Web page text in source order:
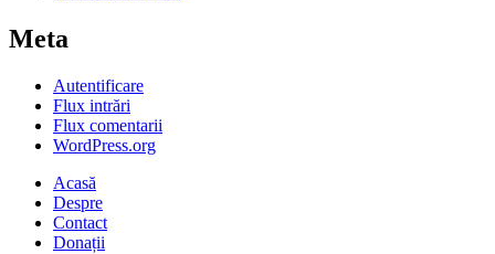
Meta
Autentificare
Flux intrări
Flux comentarii
WordPress.org
Acasă
Despre
Contact
Donații